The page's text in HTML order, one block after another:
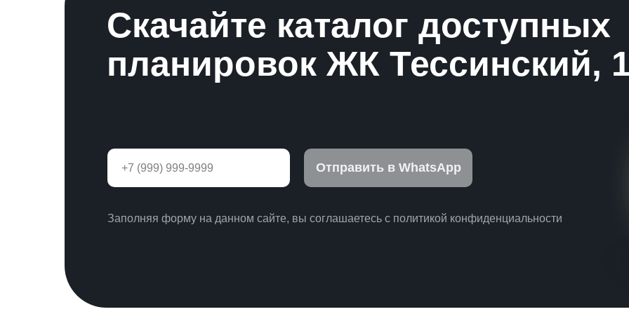
Скачайте каталог доступных
планировок ЖК Тессинский,
Заполняя форму на данном сайте, вы соглашаетесь с политикой конфиденциальности
Отправить в WhatsApp